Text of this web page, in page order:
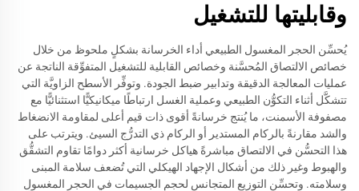
وقابليتها للتشغيل
يُحسِّن الحجر المغسول الطبيعي أداء الخرسانة بشكلٍ ملحوظ من خلال
خصائص الالتصاق المُحسَّنة وخصائص القابلية للتشغيل المتفوِّقة الناتجة عن
عمليات المعالجة الدقيقة وتدابير ضبط الجودة. وتوفِّر الأسطح الزاويَّة التي
تتشكَّل أثناء التكوُّن الطبيعي وعملية الغسل ارتباطًا ميكانيكيًّا استثنائيًّا مع
مصفوفة الأسمنت، ما يُنتج خرسانةً أقوى ذات قيم أعلى لمقاومة الانضغاط
والشد مقارنةً بالركام المستدير أو الركام ذي التدرُّج السيئ. ويترتب على
هذا التحسُّن في الالتصاق مباشرةً هياكل خرسانية أكثر دوامًا تقاوم التشقُّق
والهبوط وغير ذلك من أشكال الإجهاد الهيكلي التي تُضعف سلامة المبنى
وسلامته. وتحسِّن التوزيع المتجانس لحجم الجسيمات في الحجر المغسول